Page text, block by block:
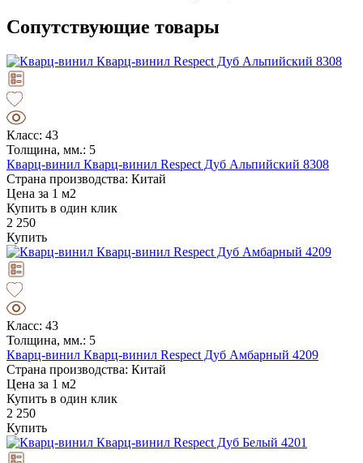
Сопутствующие товары
Класс: 43
Толщина, мм.: 5
Кварц-винил Кварц-винил Respect Дуб Альпийский 8308
Страна производства: Китай
Цена за 1 м2
Купить в один клик
2 250
Купить
Класс: 43
Толщина, мм.: 5
Кварц-винил Кварц-винил Respect Дуб Амбарный 4209
Страна производства: Китай
Цена за 1 м2
Купить в один клик
2 250
Купить